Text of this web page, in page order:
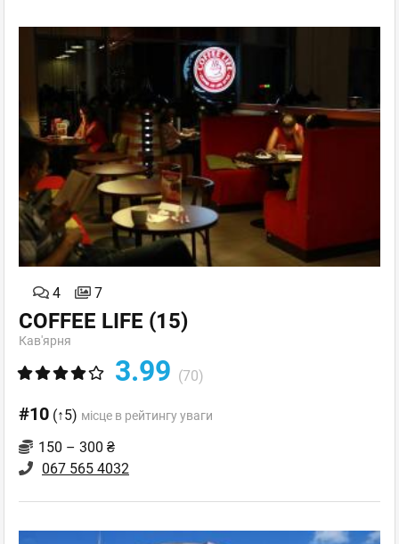
4 7
COFFEE LIFE (15)
Кав'ярня
3.99 (70)
#10 (↑5) місце в рейтингу уваги
150 – 300 ₴
067 565 4032